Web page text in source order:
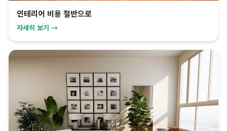
인테리어 비용 절반으로
자세히 보기 →